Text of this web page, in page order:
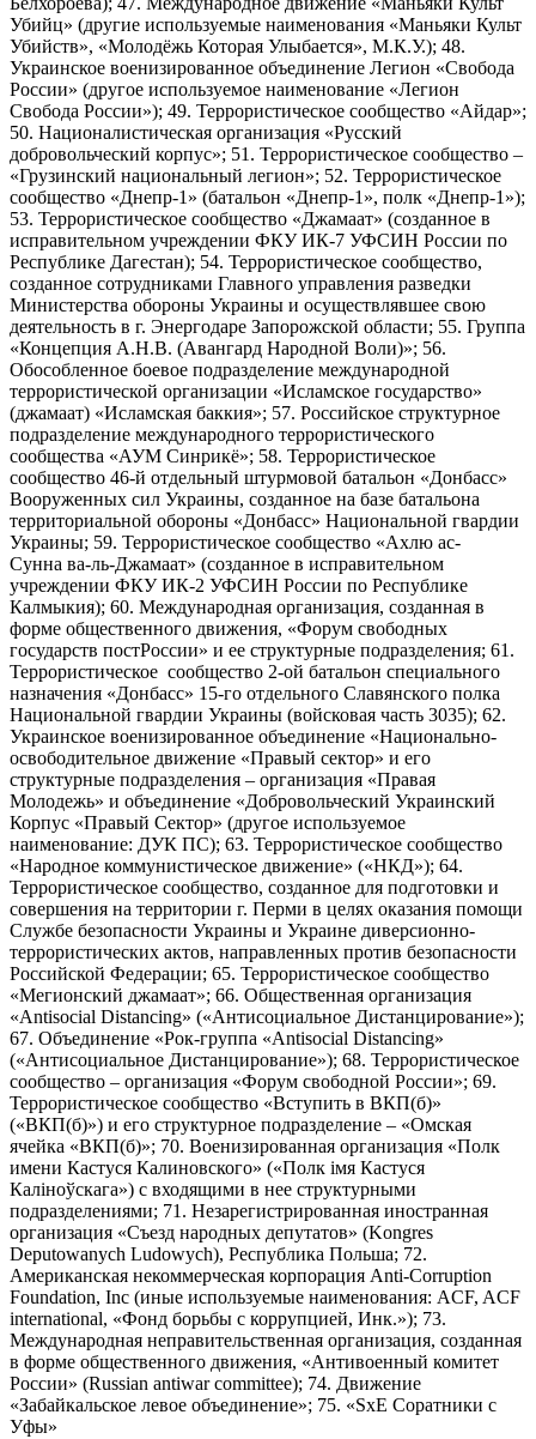
Убийц» (другие используемые наименования «Маньяки Культ
Убийств», «Молодёжь Которая Улыбается», М.К.У.); 48.
Украинское военизированное объединение Легион «Свобода
России» (другое используемое наименование «Легион
Свобода России»); 49. Террористическое сообщество «Айдар»;
50. Националистическая организация «Русский
добровольческий корпус»; 51. Террористическое сообщество –
«Грузинский национальный легион»; 52. Террористическое
сообщество «Днепр-1» (батальон «Днепр-1», полк «Днепр-1»);
53. Террористическое сообщество «Джамаат» (созданное в
исправительном учреждении ФКУ ИК-7 УФСИН России по
Республике Дагестан); 54. Террористическое сообщество,
созданное сотрудниками Главного управления разведки
Министерства обороны Украины и осуществлявшее свою
деятельность в г. Энергодаре Запорожской области; 55. Группа
«Концепция А.Н.В. (Авангард Народной Воли)»; 56.
Обособленное боевое подразделение международной
террористической организации «Исламское государство»
(джамаат) «Исламская баккия»; 57. Российское структурное
подразделение международного террористического
сообщества «АУМ Синрикё»; 58. Террористическое
сообщество 46-й отдельный штурмовой батальон «Донбасс»
Вооруженных сил Украины, созданное на базе батальона
территориальной обороны «Донбасс» Национальной гвардии
Украины; 59. Террористическое сообщество «Ахлю ас-
Сунна ва-ль-Джамаат» (созданное в исправительном
учреждении ФКУ ИК-2 УФСИН России по Республике
Калмыкия); 60. Международная организация, созданная в
форме общественного движения, «Форум свободных
государств постРоссии» и ее структурные подразделения; 61.
Террористическое сообщество 2-ой батальон специального
назначения «Донбасс» 15-го отдельного Славянского полка
Национальной гвардии Украины (войсковая часть 3035); 62.
Украинское военизированное объединение «Национально-
освободительное движение «Правый сектор» и его
структурные подразделения – организация «Правая
Молодежь» и объединение «Добровольческий Украинский
Корпус «Правый Сектор» (другое используемое
наименование: ДУК ПС); 63. Террористическое сообщество
«Народное коммунистическое движение» («НКД»); 64.
Террористическое сообщество, созданное для подготовки и
совершения на территории г. Перми в целях оказания помощи
Службе безопасности Украины и Украине диверсионно-
террористических актов, направленных против безопасности
Российской Федерации; 65. Террористическое сообщество
«Мегионский джамаат»; 66. Общественная организация
«Antisocial Distancing» («Антисоциальное Дистанцирование»);
67. Объединение «Рок-группа «Antisocial Distancing»
(«Антисоциальное Дистанцирование»); 68. Террористическое
сообщество – организация «Форум свободной России»; 69.
Террористическое сообщество «Вступить в ВКП(б)»
(«ВКП(б)») и его структурное подразделение – «Омская
ячейка «ВКП(б)»; 70. Военизированная организация «Полк
имени Кастуся Калиновского» («Полк iмя Кастуся
Калiноўскага») с входящими в нее структурными
подразделениями; 71. Незарегистрированная иностранная
организация «Съезд народных депутатов» (Kongres
Deputowanych Ludowych), Республика Польша; 72.
Американская некоммерческая корпорация Anti-Corruption
Foundation, Inc (иные используемые наименования: ACF, ACF
international, «Фонд борьбы с коррупцией, Инк.»); 73.
Международная неправительственная организация, созданная
в форме общественного движения, «Антивоенный комитет
России» (Russian antiwar committee); 74. Движение
«Забайкальское левое объединение»; 75. «SxE Соратники с
Уфы»